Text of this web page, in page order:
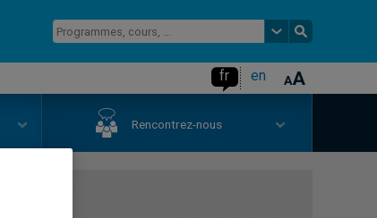
fr en
Rencontrez-nous